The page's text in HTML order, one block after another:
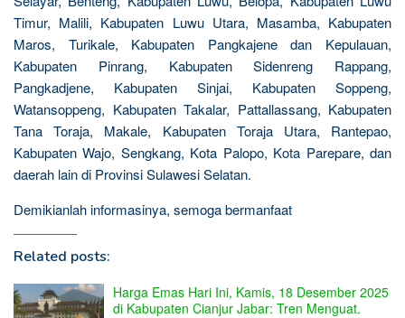
Timur, Malili, Kabupaten Luwu Utara, Masamba, Kabupaten
Maros, Turikale, Kabupaten Pangkajene dan Kepulauan,
Kabupaten Pinrang, Kabupaten Sidenreng Rappang,
Pangkadjene, Kabupaten Sinjai, Kabupaten Soppeng,
Watansoppeng, Kabupaten Takalar, Pattallassang, Kabupaten
Tana Toraja, Makale, Kabupaten Toraja Utara, Rantepao,
Kabupaten Wajo, Sengkang, Kota Palopo, Kota Parepare, dan
daerah lain di Provinsi Sulawesi Selatan.
Demikianlah informasinya, semoga bermanfaat
Related posts:
Harga Emas Hari Ini, Kamis, 18 Desember 2025
di Kabupaten Cianjur Jabar: Tren Menguat.